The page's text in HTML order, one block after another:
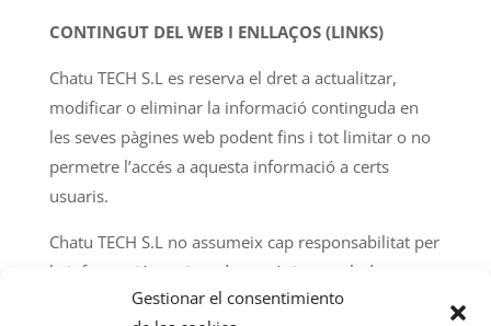
Gestionar el consentimiento
CONTINGUT DEL WEB I ENLLAÇOS (LINKS)
Chatu TECH S.L es reserva el dret a actualitzar,
modificar o eliminar la informació continguda en
les seves pàgines web podent fins i tot limitar o no
permetre l’accés a aquesta informació a certs
usuaris.
Chatu TECH S.L no assumeix cap responsabilitat per
la informació continguda en pàgines web de tercers
a les que es pugui accedir per “links” o enllaços des